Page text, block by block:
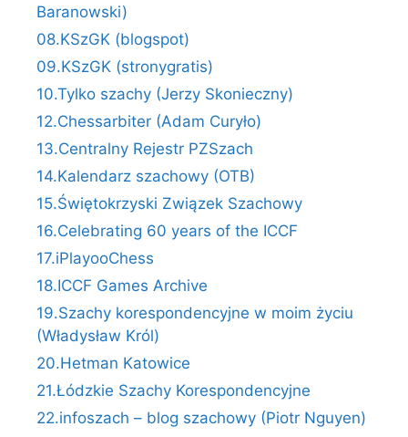
Baranowski)
08.KSzGK (blogspot)
09.KSzGK (stronygratis)
10.Tylko szachy (Jerzy Skonieczny)
12.Chessarbiter (Adam Curyło)
13.Centralny Rejestr PZSzach
14.Kalendarz szachowy (OTB)
15.Świętokrzyski Związek Szachowy
16.Celebrating 60 years of the ICCF
17.iPlayooChess
18.ICCF Games Archive
19.Szachy korespondencyjne w moim życiu
(Władysław Król)
20.Hetman Katowice
21.Łódzkie Szachy Korespondencyjne
22.infoszach – blog szachowy (Piotr Nguyen)